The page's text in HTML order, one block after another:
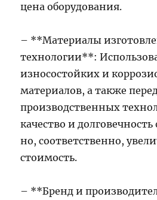
цена оборудования.
– **Материалы
технологии**:
износостойких и
материалов, а также
производственных
качество и
но, соответственно,
стоимость.
– **Бренд и